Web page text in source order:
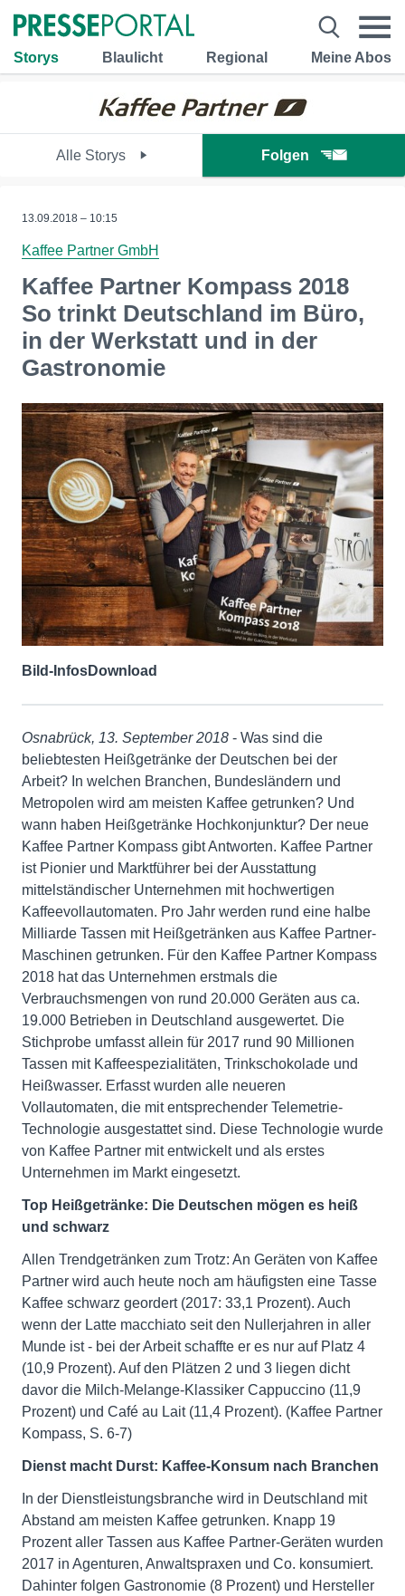
Storys Blaulicht Regional Meine Abos
Alle Storys Folgen
13.09.2018 – 10:15
Kaffee Partner GmbH
Kaffee Partner Kompass 2018
So trinkt Deutschland im Büro,
in der Werkstatt und in der
Gastronomie
Bild-InfosDownload
Osnabrück, 13. September 2018 - Was sind die
beliebtesten Heißgetränke der Deutschen bei der
Arbeit? In welchen Branchen, Bundesländern und
Metropolen wird am meisten Kaffee getrunken? Und
wann haben Heißgetränke Hochkonjunktur? Der neue
Kaffee Partner Kompass gibt Antworten. Kaffee Partner
ist Pionier und Marktführer bei der Ausstattung
mittelständischer Unternehmen mit hochwertigen
Kaffeevollautomaten. Pro Jahr werden rund eine halbe
Milliarde Tassen mit Heißgetränken aus Kaffee Partner-
Maschinen getrunken. Für den Kaffee Partner Kompass
2018 hat das Unternehmen erstmals die
Verbrauchsmengen von rund 20.000 Geräten aus ca.
19.000 Betrieben in Deutschland ausgewertet. Die
Stichprobe umfasst allein für 2017 rund 90 Millionen
Tassen mit Kaffeespezialitäten, Trinkschokolade und
Heißwasser. Erfasst wurden alle neueren
Vollautomaten, die mit entsprechender Telemetrie-
Technologie ausgestattet sind. Diese Technologie wurde
von Kaffee Partner mit entwickelt und als erstes
Unternehmen im Markt eingesetzt.
Top Heißgetränke: Die Deutschen mögen es heiß
und schwarz
Allen Trendgetränken zum Trotz: An Geräten von Kaffee
Partner wird auch heute noch am häufigsten eine Tasse
Kaffee schwarz geordert (2017: 33,1 Prozent). Auch
wenn der Latte macchiato seit den Nullerjahren in aller
Munde ist - bei der Arbeit schaffte er es nur auf Platz 4
(10,9 Prozent). Auf den Plätzen 2 und 3 liegen dicht
davor die Milch-Melange-Klassiker Cappuccino (11,9
Prozent) und Café au Lait (11,4 Prozent). (Kaffee Partner
Kompass, S. 6-7)
Dienst macht Durst: Kaffee-Konsum nach Branchen
In der Dienstleistungsbranche wird in Deutschland mit
Abstand am meisten Kaffee getrunken. Knapp 19
Prozent aller Tassen aus Kaffee Partner-Geräten wurden
2017 in Agenturen, Anwaltspraxen und Co. konsumiert.
Dahinter folgen Gastronomie (8 Prozent) und Hersteller